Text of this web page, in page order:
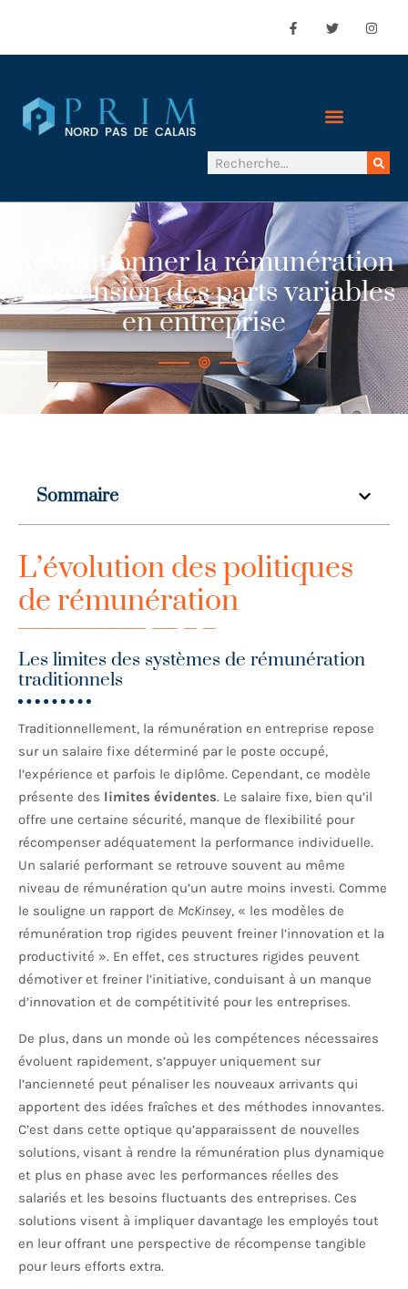
Révolutionner la rémunération
: l’ascension des parts variables
en entreprise
Sommaire
L’évolution des politiques
de rémunération
Les limites des systèmes de rémunération
traditionnels
Traditionnellement, la rémunération en entreprise repose
sur un salaire fixe déterminé par le poste occupé,
l’expérience et parfois le diplôme. Cependant, ce modèle
présente des limites évidentes. Le salaire fixe, bien qu’il
offre une certaine sécurité, manque de flexibilité pour
récompenser adéquatement la performance individuelle.
Un salarié performant se retrouve souvent au même
niveau de rémunération qu’un autre moins investi. Comme
le souligne un rapport de McKinsey, « les modèles de
rémunération trop rigides peuvent freiner l’innovation et la
productivité ». En effet, ces structures rigides peuvent
démotiver et freiner l’initiative, conduisant à un manque
d’innovation et de compétitivité pour les entreprises.
De plus, dans un monde où les compétences nécessaires
évoluent rapidement, s’appuyer uniquement sur
l’ancienneté peut pénaliser les nouveaux arrivants qui
apportent des idées fraîches et des méthodes innovantes.
C’est dans cette optique qu’apparaissent de nouvelles
solutions, visant à rendre la rémunération plus dynamique
et plus en phase avec les performances réelles des
salariés et les besoins fluctuants des entreprises. Ces
solutions visent à impliquer davantage les employés tout
en leur offrant une perspective de récompense tangible
pour leurs efforts extra.